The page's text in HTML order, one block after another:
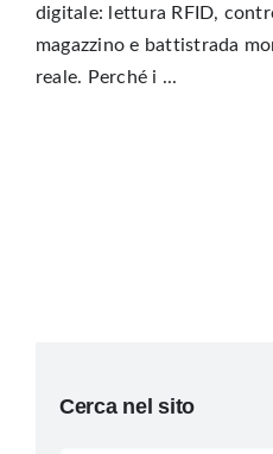
digitale: lettura RFID,
magazzino e battistrada
reale. Perché i ...
Cerca nel sito